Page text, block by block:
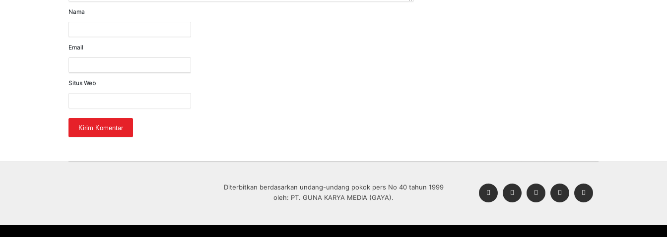
Nama
Email
Situs Web
Diterbitkan berdasarkan undang-undang pokok pers No 40 tahun 1999
oleh: PT. GUNA KARYA MEDIA (GAYA).